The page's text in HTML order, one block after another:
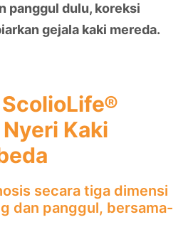
panggul dulu, koreksi
gejala kaki mereda.
Kaki
secara tiga dimensi
dan panggul, bersama-